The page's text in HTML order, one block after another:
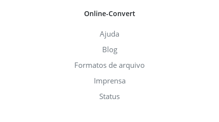
Online-Convert
Ajuda
Blog
Formatos de arquivo
Imprensa
Status